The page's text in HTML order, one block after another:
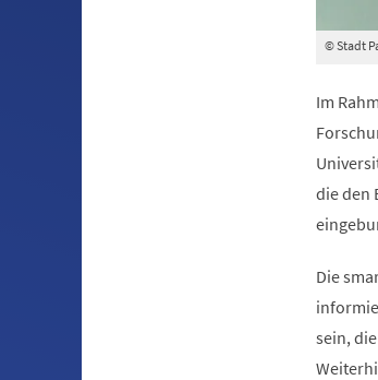
© Stadt
Im
die den
Die
sein,